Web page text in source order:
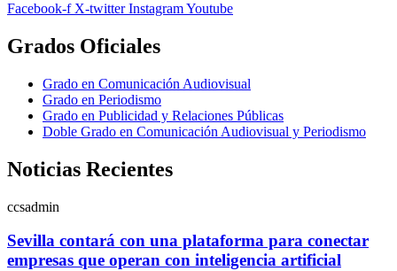
Facebook-f X-twitter InstagramYoutube
Grados Oficiales
Grado en Comunicación Audiovisual
Grado en Periodismo
Grado en Publicidad y Relaciones Públicas
Doble Grado en Comunicación Audiovisual y Periodismo
Noticias Recientes
ccsadmin
Sevilla contará con una plataforma para conectar
empresas que operan con inteligencia artificial